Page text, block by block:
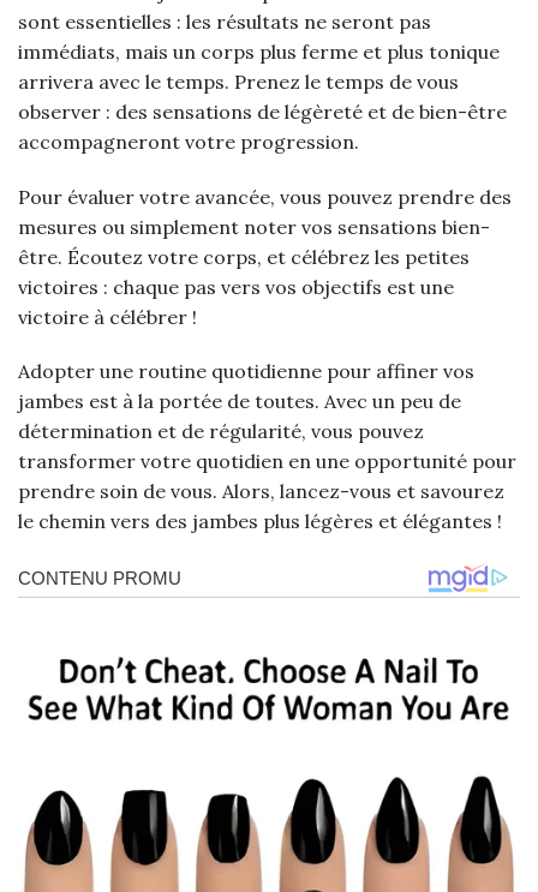
sont essentielles : les résultats ne seront pas
immédiats, mais un corps plus ferme et plus tonique
arrivera avec le temps. Prenez le temps de vous
observer : des sensations de légèreté et de bien-être
accompagneront votre progression.
Pour évaluer votre avancée, vous pouvez prendre des
mesures ou simplement noter vos sensations bien-
être. Écoutez votre corps, et célébrez les petites
victoires : chaque pas vers vos objectifs est une
victoire à célébrer !
Adopter une routine quotidienne pour affiner vos
jambes est à la portée de toutes. Avec un peu de
détermination et de régularité, vous pouvez
transformer votre quotidien en une opportunité pour
prendre soin de vous. Alors, lancez-vous et savourez
le chemin vers des jambes plus légères et élégantes !